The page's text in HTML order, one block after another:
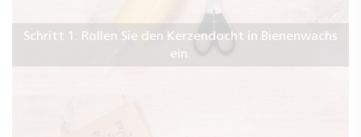
Schritt 1: Rollen Sie den Kerzendocht in Bienenwachs
ein.